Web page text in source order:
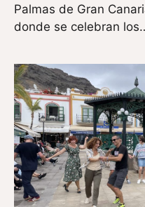
Palmas de Gran
donde se celebran